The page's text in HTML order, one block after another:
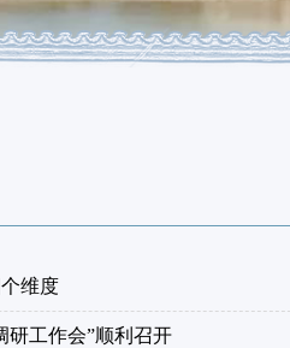
维度
研工作会”顺利召开